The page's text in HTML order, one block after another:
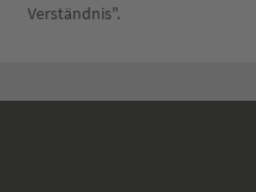
Verständnis".